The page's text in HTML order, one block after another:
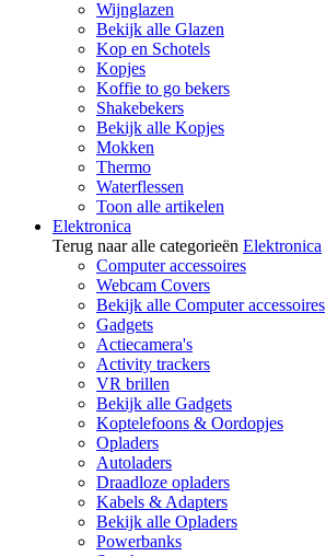
Wijnglazen
Bekijk alle Glazen
Kop en Schotels
Kopjes
Koffie to go bekers
Shakebekers
Bekijk alle Kopjes
Mokken
Thermo
Waterflessen
Toon alle artikelen
Elektronica
Terug naar alle categorieën Elektronica
Computer accessoires
Webcam Covers
Bekijk alle Computer accessoires
Gadgets
Actiecamera's
Activity trackers
VR brillen
Bekijk alle Gadgets
Koptelefoons & Oordopjes
Opladers
Autoladers
Draadloze opladers
Kabels & Adapters
Bekijk alle Opladers
Powerbanks